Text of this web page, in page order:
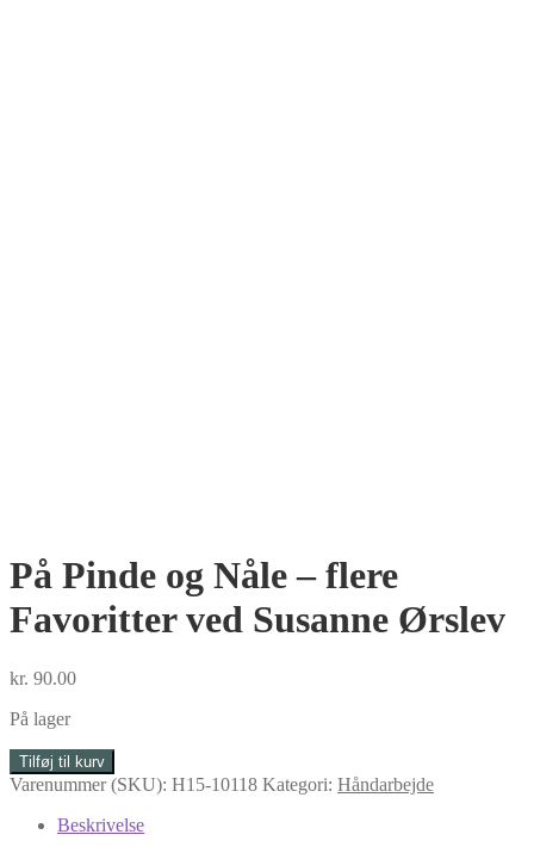
På Pinde og Nåle – flere
Favoritter ved Susanne Ørslev
kr. 90.00
På lager
På
Pinde
Nåle
Tilføj til kurv
Varenummer (SKU): H15-10118 Kategori: Håndarbejde
Beskrivelse